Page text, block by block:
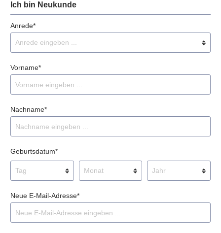
Ich bin Neukunde
Anrede*
Vorname*
Nachname*
Geburtsdatum*
Neue E-Mail-Adresse*